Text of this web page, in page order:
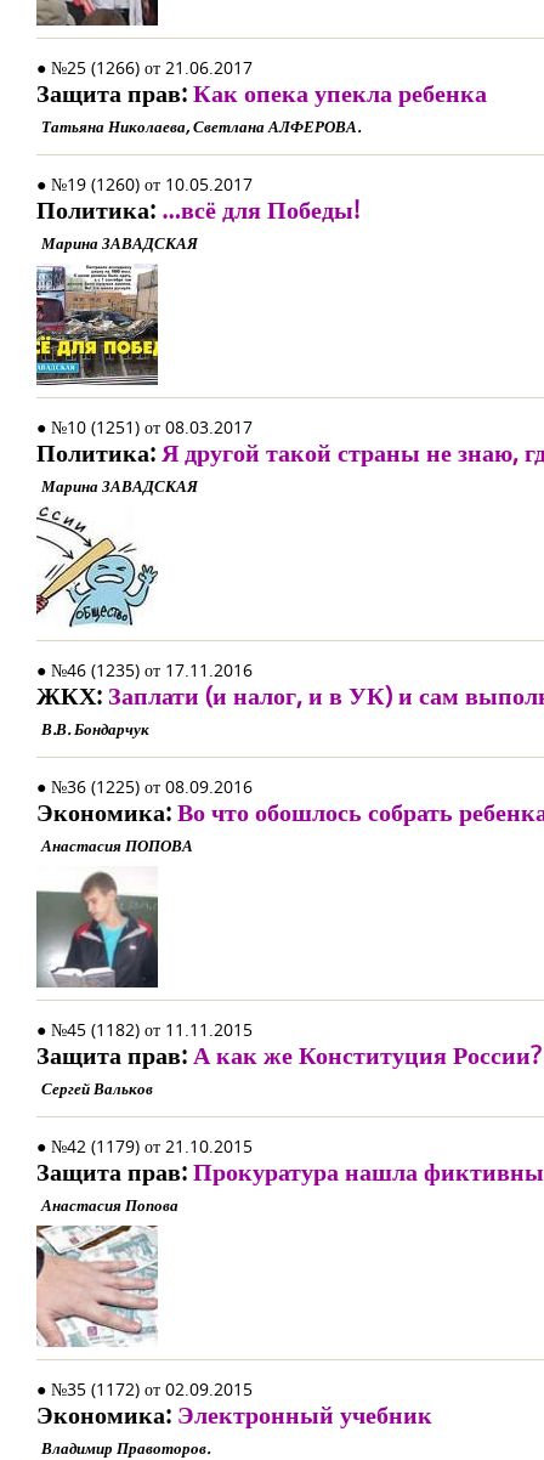
● №25 (1266) от 21.06.2017
Защита прав:Как опека упекла ребенка
Татьяна Николаева, Светлана АЛФЕРОВА.
● №19 (1260) от 10.05.2017
Политика: …всё для Победы!
Марина ЗАВАДСКАЯ
● №10 (1251) от 08.03.2017
Политика:Я другой такой страны не знаю,
Марина ЗАВАДСКАЯ
● №46 (1235) от 17.11.2016
ЖКХ: Заплати (и налог, и в УК) и сам
В.В. Бондарчук
● №36 (1225) от 08.09.2016
Экономика:Во что обошлось собрать
Анастасия ПОПОВА
● №45 (1182) от 11.11.2015
Защита прав:А как же Конституция России?
Сергей Вальков
● №42 (1179) от 21.10.2015
Защита прав:Прокуратура нашла
Анастасия Попова
● №35 (1172) от 02.09.2015
Экономика: Электронный учебник
Владимир Правоторов.